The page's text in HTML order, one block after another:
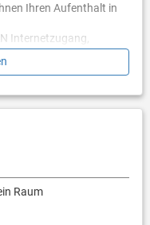
Ihren Aufenthalt in
Internetzugang,
und Hausschuhe,
The View (nur auf
Raum